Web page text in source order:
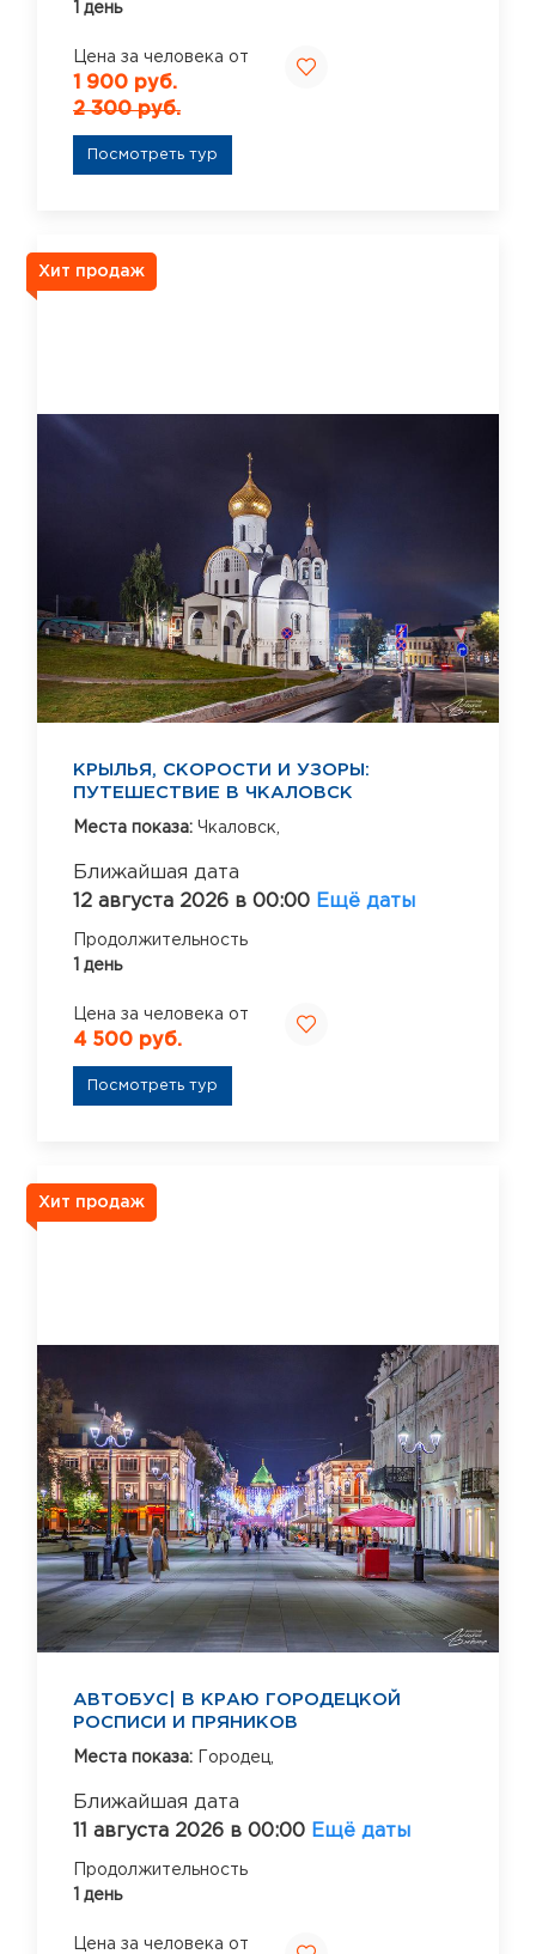
1 день
Цена за человека от
1 900 руб.
2 300 руб.
Посмотреть тур
Хит продаж
КРЫЛЬЯ, СКОРОСТИ И УЗОРЫ:
ПУТЕШЕСТВИЕ В ЧКАЛОВСК
Места показа: Чкаловск,
Ближайшая дата
12 августа 2026 в 00:00 Ещё даты
Продолжительность
1 день
Цена за человека от
4 500 руб.
Посмотреть тур
Хит продаж
АВТОБУС| В КРАЮ ГОРОДЕЦКОЙ
РОСПИСИ И ПРЯНИКОВ
Места показа: Городец,
Ближайшая дата
11 августа 2026 в 00:00 Ещё даты
Продолжительность
1 день
Цена за человека от